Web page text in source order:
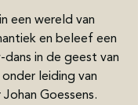
een wereld van
en beleef een
in de geest van
leiding van
Goessens.